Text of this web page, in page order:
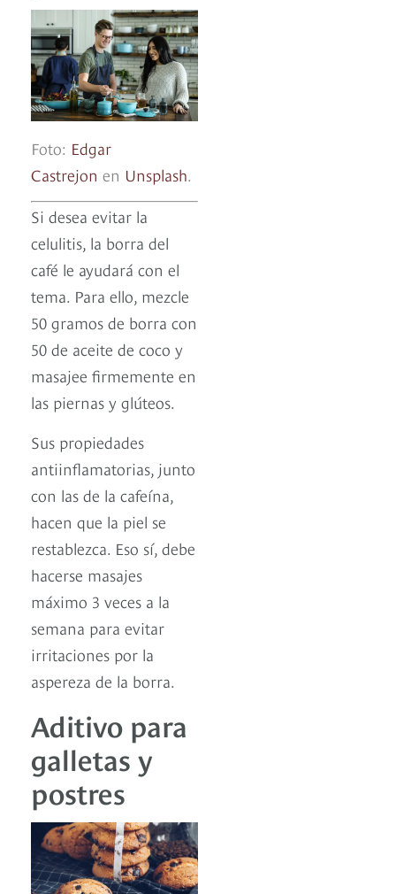
Foto: Edgar
Castrejon en Unsplash.
Si desea evitar la
celulitis, la borra del
café le ayudará con el
tema. Para ello, mezcle
50 gramos de borra con
50 de aceite de coco y
masajee firmemente en
las piernas y glúteos.
Sus propiedades
antiinflamatorias, junto
con las de la cafeína,
hacen que la piel se
restablezca. Eso sí, debe
hacerse masajes
máximo 3 veces a la
semana para evitar
irritaciones por la
aspereza de la borra.
Aditivo para
galletas y
postres